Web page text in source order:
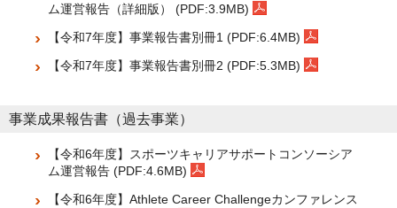
ム運営報告（詳細版） (PDF:3.9MB)
【令和7年度】事業報告書別冊1 (PDF:6.4MB)
【令和7年度】事業報告書別冊2 (PDF:5.3MB)
事業成果報告書（過去事業）
【令和6年度】スポーツキャリアサポートコンソーシア
ム運営報告 (PDF:4.6MB)
【令和6年度】Athlete Career Challengeカンファレンス